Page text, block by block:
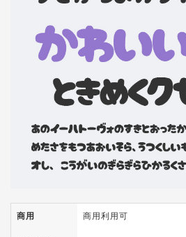
商用 商用利用可